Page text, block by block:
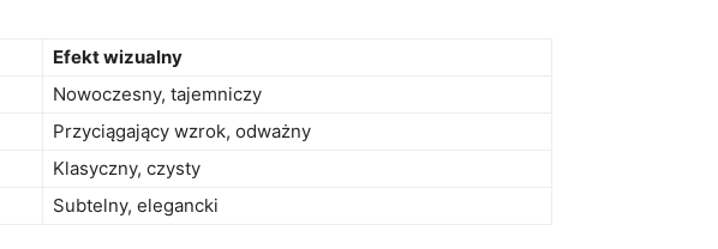
Efekt wizualny
Nowoczesny, tajemniczy
Przyciągający wzrok, odważny
Klasyczny, czysty
Subtelny, elegancki